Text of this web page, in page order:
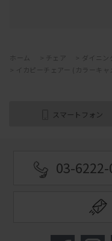
ホーム チェア
ダイニ
イカピーチェアー (カラーキャ
スマートフォン
03-